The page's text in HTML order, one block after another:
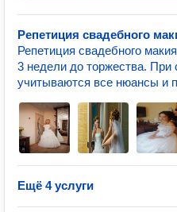
Репетиция свадебного
Репетиция свадебного
3 недели до торжества. При
учитываются все нюансы и
Ещё 4 услуги